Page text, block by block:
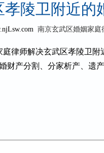
陵卫附近的
南京玄武区婚姻家庭
律师解决玄武区孝陵卫
财产分割、分家析产、遗